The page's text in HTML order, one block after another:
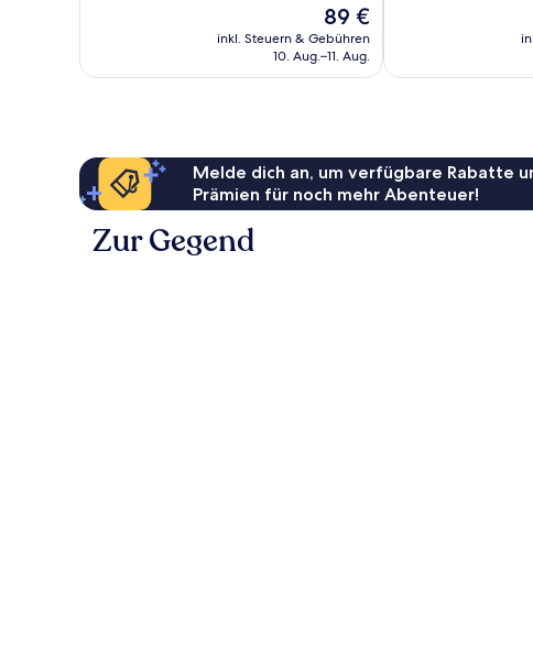
Der
Preis
beträgt
89 €
inkl. Steuern & Gebühren
10. Aug.–11. Aug.
Melde dich an, um verfügbare Rabatte
Prämien für noch mehr Abenteuer!
Zur Gegend